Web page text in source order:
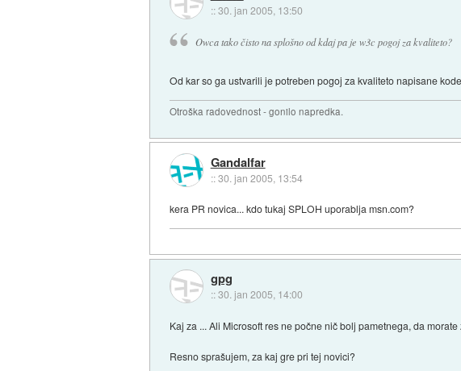
::30. jan 2005, 13:50
Owca tako čisto na splošno od kdaj pa je w3c pogoj za kvaliteto?
Od kar so ga ustvarili je potreben pogoj za kvaliteto napisane
Otroška radovednost - gonilo napredka.
Gandalfar
::30. jan 2005, 13:54
kera PR novica... kdo tukaj SPLOH uporablja msn.com?
gpg
::30. jan 2005, 14:00
Kaj za ... Ali Microsoft res ne počne nič bolj pametnega, da
Resno sprašujem, za kaj gre pri tej novici?